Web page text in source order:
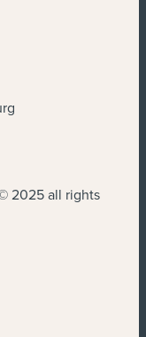
2025 all rights